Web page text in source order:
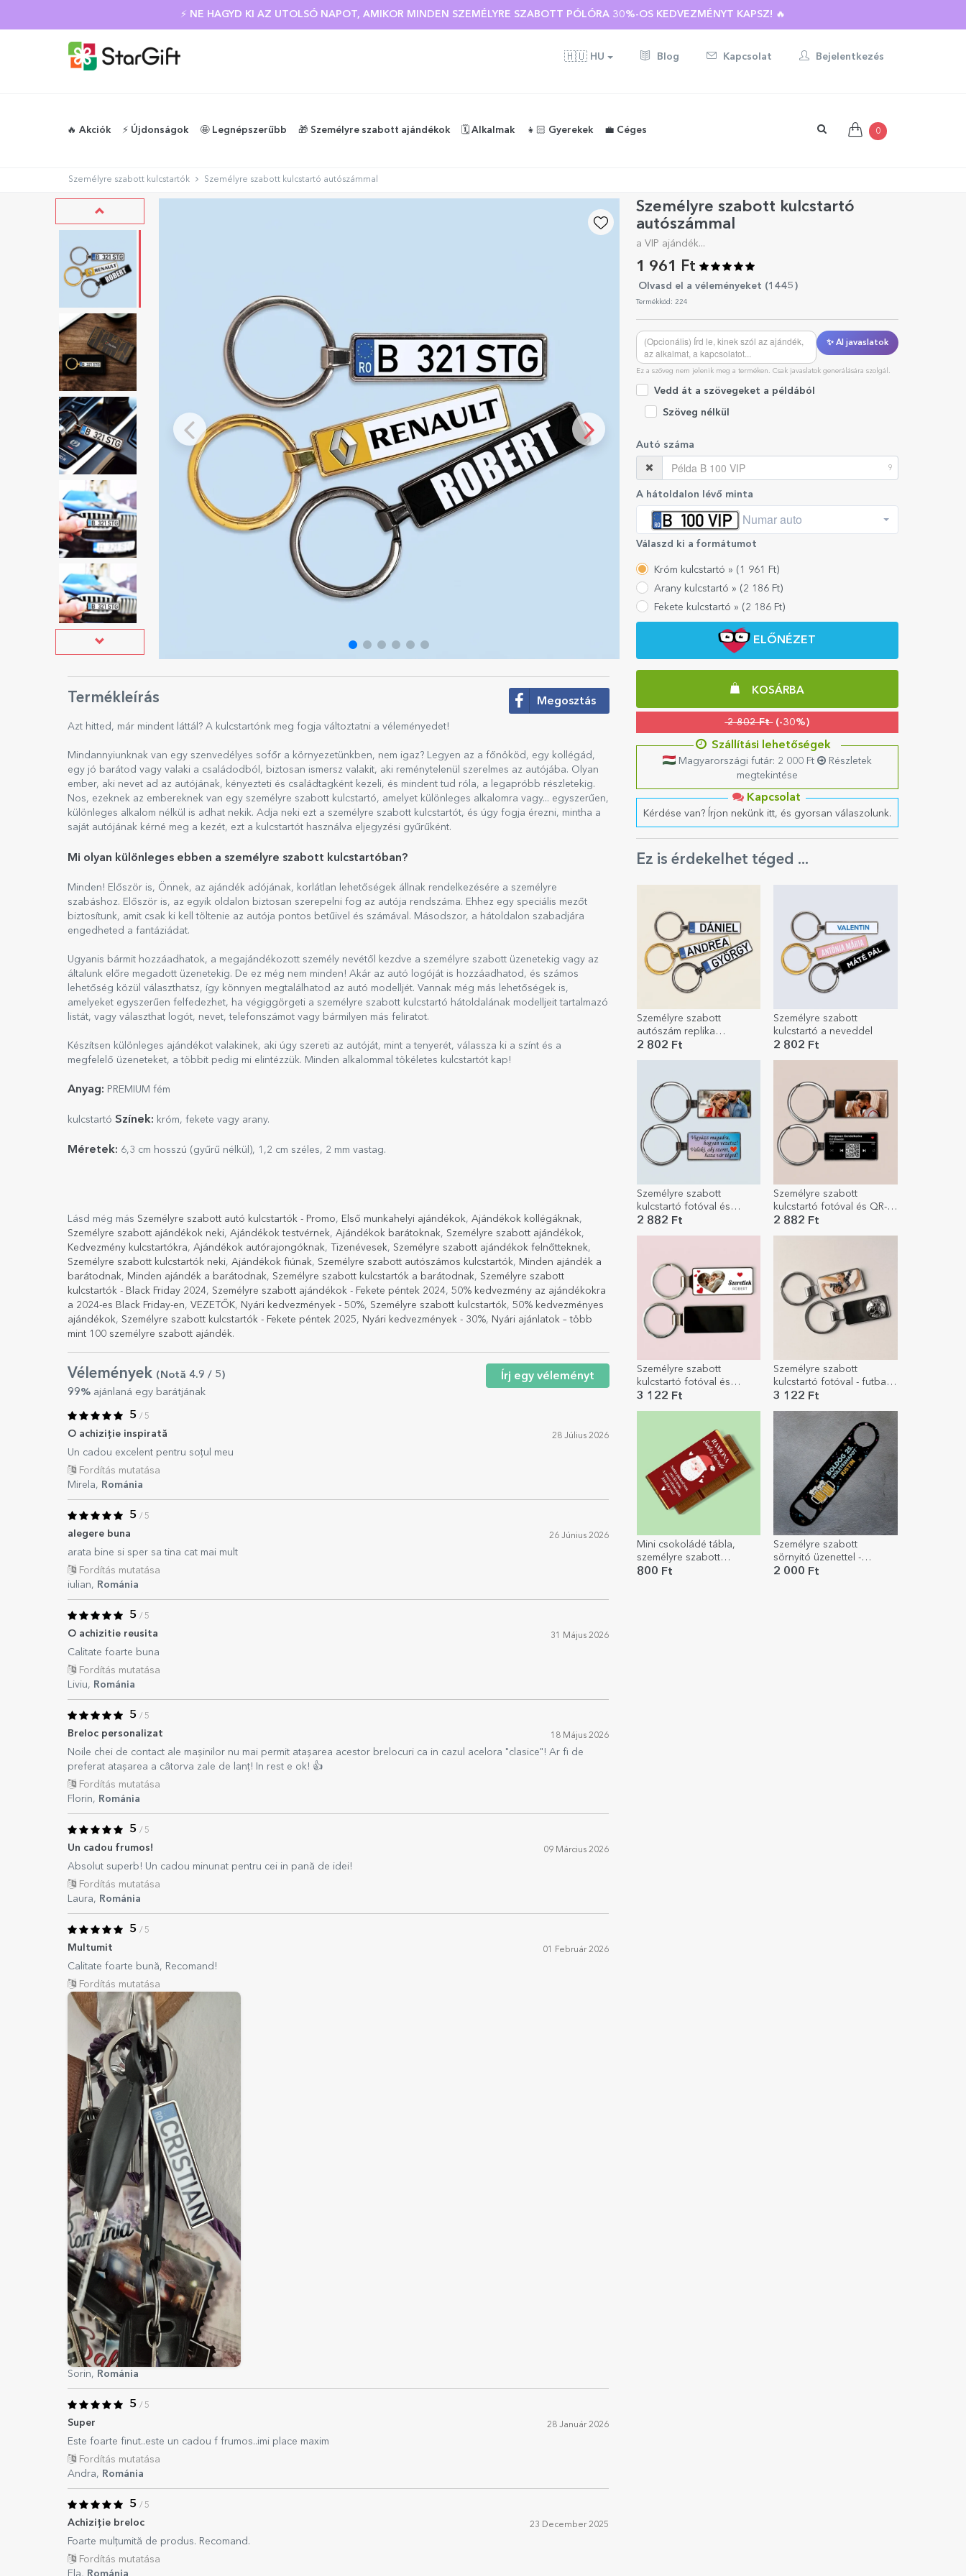
NYÁRI KIÁRUSÍTÁS 🌴 AKÁR 40%-OS KEDVEZMÉNY TÖBB MINT 100 SZEMÉLYRE SZABOTT AJÁNDÉKRA ☀️
🇭🇺 HU Blog Kapcsolat Bejelentkezés
🔥 Akciók ⚡️ Újdonságok 🤩 Legnépszerűbb 🎁 Személyre szabott ajándékok 🗓️ Alkalmak 👧🏻 Gyerekek 💼 Céges 0
Személyre szabott kulcstartók Személyre szabott kulcstartó autószámmal
Személyre szabott kulcstartó
autószámmal
a VIP ajándék...
1 961 Ft
Olvasd el a véleményeket (1445 )
Termékkód: 224
✨ AI javaslatok
Ez a szöveg nem jelenik meg a terméken. Csak javaslatok generálására szolgál.
Vedd át a szövegeket a példából
Szöveg nélkül
Autó száma
9
A hátoldalon lévő minta
Numar auto
Válaszd ki a formátumot
Króm kulcstartó » ( 1 961
Ft)
Arany kulcstartó » (2 186Ft)
Fekete kulcstartó » (2 186Ft)
ELŐNÉZET
KOSÁRBA
2 802 Ft(-30%)
Szállítási lehetőségek
Magyarországi futár: 2 000 Ft
Részletek
megtekintése
Kapcsolat
Kérdése van? Írjon nekünk itt, és gyorsan válaszolunk.
Ez is érdekelhet téged ...
Személyre szabott
autószám replika
kulcstartó a neveddel
2 802 Ft
Személyre szabott
kulcstartó a neveddel
2 802 Ft
Személyre szabott
kulcstartó fotóval és
szöveggel
2 882 Ft
Személyre szabott
kulcstartó fotóval és QR-
kóddal – A mi dalunk
2 882 Ft
Személyre szabott
kulcstartó fotóval és
szöveggel - Szívek
3 122 Ft
Személyre szabott
kulcstartó fotóval - futball
modell
3 122 Ft
Mini csokoládé tábla,
személyre szabott
szöveggel - A Mikulás
800 Ft
Személyre szabott
sörnyitó üzenettel -
Boldog születésnapot!
2 000 Ft
Termékleírás Megosztás
Azt hitted, már mindent láttál? A kulcstartónk meg fogja változtatni a véleményedet!
Mindannyiunknak van egy szenvedélyes sofőr a környezetünkben, nem igaz? Legyen az a főnököd, egy kollégád,
egy jó barátod vagy valaki a családodból, biztosan ismersz valakit, aki reménytelenül szerelmes az autójába. Olyan
ember, aki nevet ad az autójának, kényezteti és családtagként kezeli, és mindent tud róla, a legapróbb részletekig.
Nos, ezeknek az embereknek van egy személyre szabott kulcstartó, amelyet különleges alkalomra vagy... egyszerűen,
különleges alkalom nélkül is adhat nekik. Adja neki ezt a személyre szabott kulcstartót, és úgy fogja érezni, mintha a
saját autójának kérné meg a kezét, ezt a kulcstartót használva eljegyzési gyűrűként.
Mi olyan különleges ebben a személyre szabott kulcstartóban?
Minden! Először is, Önnek, az ajándék adójának, korlátlan lehetőségek állnak rendelkezésére a személyre
szabáshoz. Először is, az egyik oldalon biztosan szerepelni fog az autója rendszáma. Ehhez egy speciális mezőt
biztosítunk, amit csak ki kell töltenie az autója pontos betűivel és számával. Másodszor, a hátoldalon szabadjára
engedheted a fantáziádat.
Ugyanis bármit hozzáadhatok, a megajándékozott személy nevétől kezdve a személyre szabott üzenetekig vagy az
általunk előre megadott üzenetekig. De ez még nem minden! Akár az autó logóját is hozzáadhatod, és számos
lehetőség közül választhatsz, így könnyen megtalálhatod az autó modelljét. Vannak még más lehetőségek is,
amelyeket egyszerűen felfedezhet, ha végiggörgeti a személyre szabott kulcstartó hátoldalának modelljeit tartalmazó
listát, vagy választhat logót, nevet, telefonszámot vagy bármilyen más feliratot.
Készítsen különleges ajándékot valakinek, aki úgy szereti az autóját, mint a tenyerét, válassza ki a színt és a
megfelelő üzeneteket, a többit pedig mi elintézzük. Minden alkalommal tökéletes kulcstartót kap!
Anyag: PREMIUM fém
kulcstartó Színek: króm, fekete vagy arany.
Méretek: 6,3 cm hosszú (gyűrű nélkül), 1,2 cm széles, 2 mm vastag.
Lásd még más Személyre szabott autó kulcstartók - Promo, Első munkahelyi ajándékok, Ajándékok kollégáknak,
Személyre szabott ajándékok neki, Ajándékok testvérnek, Ajándékok barátoknak, Személyre szabott ajándékok,
Kedvezmény kulcstartókra, Ajándékok autórajongóknak, Tizenévesek, Személyre szabott ajándékok felnőtteknek,
Személyre szabott kulcstartók neki, Ajándékok fiúnak, Személyre szabott autószámos kulcstartók, Minden ajándék a
barátodnak, Minden ajándék a barátodnak, Személyre szabott kulcstartók a barátodnak, Személyre szabott
kulcstartók - Black Friday 2024, Személyre szabott ajándékok - Fekete péntek 2024, 50% kedvezmény az ajándékokra
a 2024-es Black Friday-en, VEZETŐK, Nyári kedvezmények - 50%, Személyre szabott kulcstartók, 50% kedvezményes
ajándékok, Személyre szabott kulcstartók - Fekete péntek 2025, Nyári kedvezmények - 30%, Nyári ajánlatok – több
mint 100 személyre szabott ajándék.
Vélemények (Notă 4.9 / 5)
99% ajánlaná egy barátjának
Írj egy véleményt
5 / 5
O achiziție inspirată 28 Július 2026
Un cadou excelent pentru soțul meu
Fordítás mutatása
Mirela, Románia
5 / 5
alegere buna 26 Június 2026
arata bine si sper sa tina cat mai mult
Fordítás mutatása
iulian, Románia
5 / 5
O achizitie reusita 31 Május 2026
Calitate foarte buna
Fordítás mutatása
Liviu, Románia
5 / 5
Breloc personalizat 18 Május 2026
Noile chei de contact ale mașinilor nu mai permit atașarea acestor brelocuri ca in cazul acelora "clasice"! Ar fi de
preferat atașarea a câtorva zale de lanț! In rest e ok! 👍
Fordítás mutatása
Florin, Románia
5 / 5
Un cadou frumos! 09 Március 2026
Absolut superb! Un cadou minunat pentru cei in pană de idei!
Fordítás mutatása
Laura, Románia
5 / 5
Multumit 01 Február 2026
Calitate foarte bună, Recomand!
Fordítás mutatása
Sorin, Románia
5 / 5
Super 28 Január 2026
Este foarte finut..este un cadou f frumos..imi place maxim
Fordítás mutatása
Andra, Románia
5 / 5
Achiziție breloc 23 December 2025
Foarte mulțumită de produs. Recomand.
Fordítás mutatása
Ela, Románia